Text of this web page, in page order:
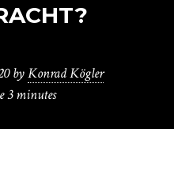
byKonrad Kögler
3 minutes